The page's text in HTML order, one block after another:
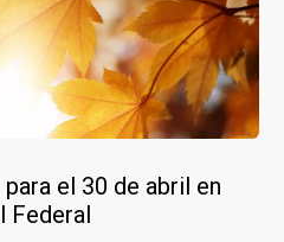
el 30 de abril en
Federal